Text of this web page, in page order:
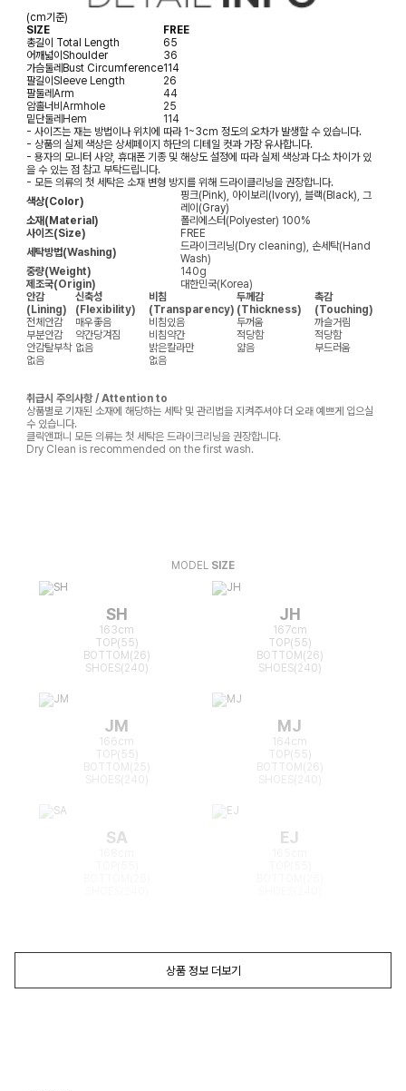
(cm기준)
SIZE
FREE
총길이 Total Length
65
어깨넓이Shoulder
36
가슴둘레Bust Circumference114
팔길이Sleeve Length
26
팔둘레Arm
44
암홀너비Armhole
25
밑단둘레Hem
114
- 사이즈는 재는 방법이나 위치에 따라 1~3cm 정도의 오차가 발생할 수 있습니다.
- 상품의 실제 색상은 상세페이지 하단의 디테일 컷과 가장 유사합니다.
- 용자의 모니터 사양, 휴대폰 기종 및 해상도 설정에 따라 실제 색상과 다소 차이가 있
을 수 있는 점 참고 부탁드립니다.
- 모든 의류의 첫 세탁은 소재 변형 방지를 위해 드라이클리닝을 권장합니다.
색상(Color)
핑크(Pink), 아이보리(Ivory), 블랙(Black), 그
레이(Gray)
소재(Material)
폴리에스터(Polyester) 100%
사이즈(Size)
FREE
세탁방법(Washing)
드라이크리닝(Dry cleaning), 손세탁(Hand
Wash)
중량(Weight)
140g
제조국(Origin)
대한민국(Korea)
안감
(Lining)
신축성
(Flexibility)
비침
(Transparency)
두께감
(Thickness)
촉감
(Touching)
전체안감
매우좋음 비침있음 두꺼움
까슬거림
부분안감
약간당겨짐 비침약간 적당함
적당함
안감탈부착 없음 밝은칼라만 얇음
부드러움
없음
없음
취급시 주의사항 / Attention to
상품별로 기재된 소재에 해당하는 세탁 및 관리법을 지켜주셔야 더 오래 예쁘게 입으실
수 있습니다.
클릭앤퍼니 모든 의류는 첫 세탁은 드라이크리닝을 권장합니다.
Dry Clean is recommended on the first wash.
MODEL SIZE
SH
163cm
TOP(55)
BOTTOM(26)
SHOES(240)
JH
167cm
TOP(55)
BOTTOM(26)
SHOES(240)
JM
166cm
TOP(55)
BOTTOM(25)
MJ
164cm
TOP(55)
BOTTOM(26)
SA EJ
상품 정보 더보기